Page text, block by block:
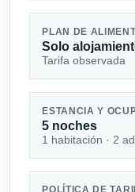
PLAN DE
Solo
Tarifa observada
ESTANCIA Y
5 noches
1 habitación · 2
POLÍTICA DE